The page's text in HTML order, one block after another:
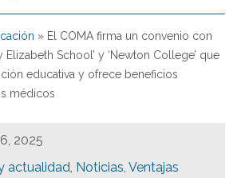
» El COMA firma un convenio con
Elizabeth School’ y ‘Newton College’ que
educativa y ofrece beneficios
médicos
2025
actualidad, Noticias, Ventajas